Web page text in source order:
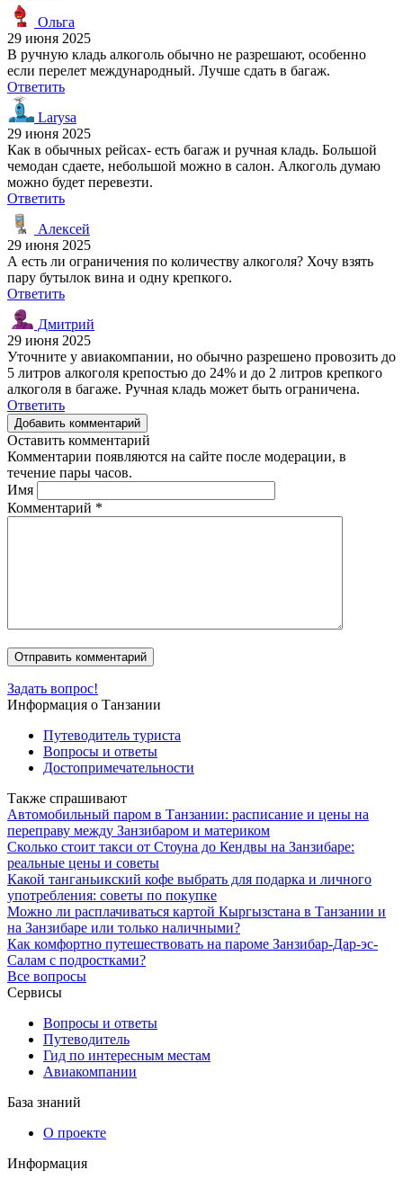
Ольга
29 июня 2025
В ручную кладь алкоголь обычно не разрешают, особенно
если перелет международный. Лучше сдать в багаж.
Ответить
Larysa
29 июня 2025
Как в обычных рейсах- есть багаж и ручная кладь. Большой
чемодан сдаете, небольшой можно в салон. Алкоголь думаю
можно будет перевезти.
Ответить
Алексей
29 июня 2025
А есть ли ограничения по количеству алкоголя? Хочу взять
пару бутылок вина и одну крепкого.
Ответить
Дмитрий
29 июня 2025
Уточните у авиакомпании, но обычно разрешено провозить до
5 литров алкоголя крепостью до 24% и до 2 литров крепкого
алкоголя в багаже. Ручная кладь может быть ограничена.
Ответить
Добавить комментарий
Оставить комментарий
Комментарии появляются на сайте после модерации, в
течение пары часов.
Имя
Комментарий *
Задать вопрос!
Информация о Танзании
Путеводитель туриста
Вопросы и ответы
Достопримечательности
Также спрашивают
Автомобильный паром в Танзании: расписание и цены на
переправу между Занзибаром и материком
Сколько стоит такси от Стоуна до Кендвы на Занзибаре:
реальные цены и советы
Какой танганьикский кофе выбрать для подарка и личного
употребления: советы по покупке
Можно ли расплачиваться картой Кыргызстана в Танзании и
на Занзибаре или только наличными?
Как комфортно путешествовать на пароме Занзибар-Дар-эс-
Салам с подростками?
Все вопросы
Сервисы
Вопросы и ответы
Путеводитель
Гид по интересным местам
Авиакомпании
База знаний
О проекте
Информация